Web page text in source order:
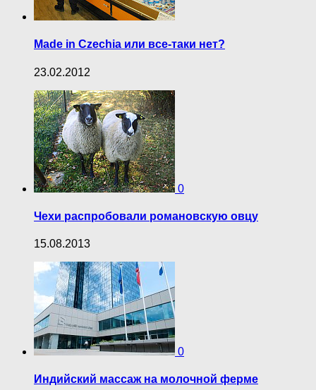
Made in Czechia или все-таки нет?
23.02.2012
0
Чехи распробовали романовскую овцу
15.08.2013
0
Индийский массаж на молочной ферме